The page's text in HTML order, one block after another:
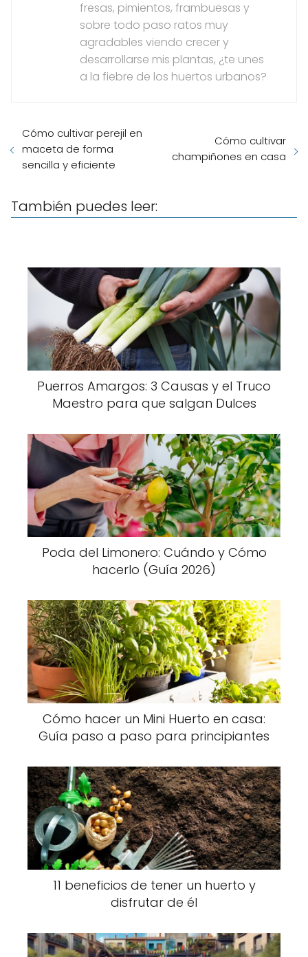
fresas, pimientos, frambuesas y
sobre todo paso ratos muy
agradables viendo crecer y
desarrollarse mis plantas, ¿te unes
a la fiebre de los huertos urbanos?
Cómo cultivar perejil en
maceta de forma
sencilla y eficiente
Cómo cultivar
champiñones en casa
También puedes leer:
Puerros Amargos: 3 Causas y el Truco
Maestro para que salgan Dulces
Poda del Limonero: Cuándo y Cómo
hacerlo (Guía 2026)
Cómo hacer un Mini Huerto en casa:
Guía paso a paso para principiantes
11 beneficios de tener un huerto y
disfrutar de él